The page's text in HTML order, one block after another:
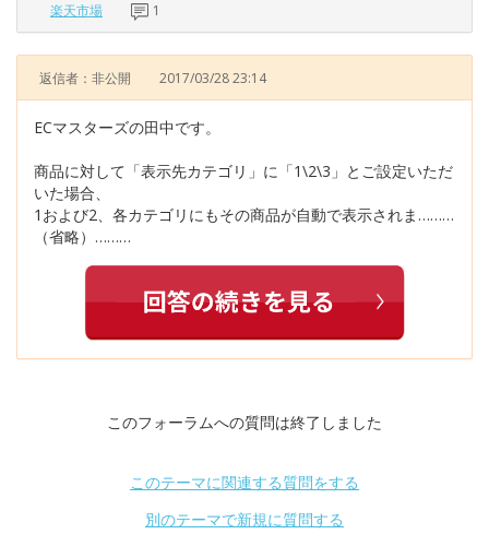
楽天市場 1
返信者：非公開 2017/03/28 23:14
ECマスターズの田中です。
商品に対して「表示先カテゴリ」に「1\2\3」とご設定いただ
いた場合、
1および2、各カテゴリにもその商品が自動で表示されま………
（省略）………
このフォーラムへの質問は終了しました
このテーマに関連する質問をする
別のテーマで新規に質問する